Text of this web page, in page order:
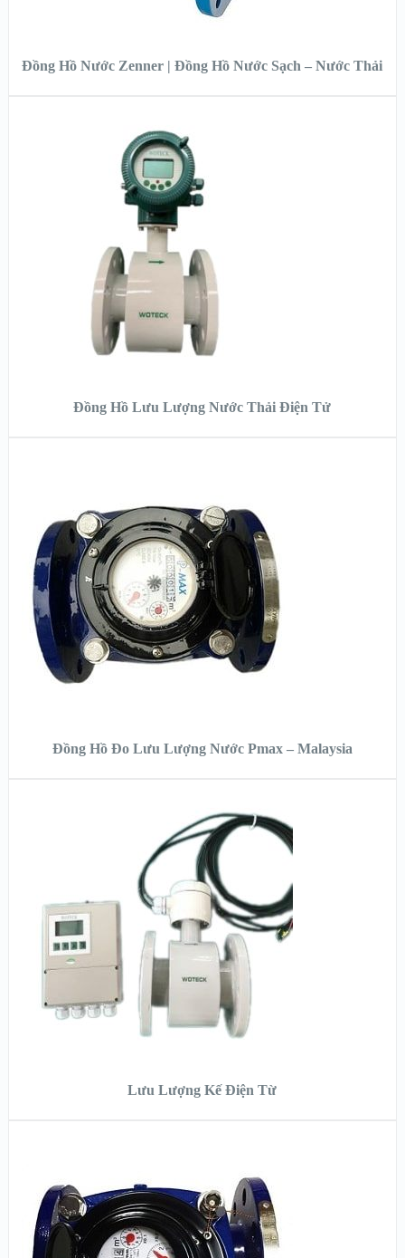
Đồng Hồ Nước Zenner | Đồng Hồ Nước Sạch – Nước Thải
XEM NHANH
XEM CHI TIẾT
Đồng Hồ Lưu Lượng Nước Thải Điện Tử
XEM NHANH
XEM CHI TIẾT
Đồng Hồ Đo Lưu Lượng Nước Pmax – Malaysia
XEM NHANH
XEM CHI TIẾT
Lưu Lượng Kế Điện Từ
XEM NHANH
XEM CHI TIẾT